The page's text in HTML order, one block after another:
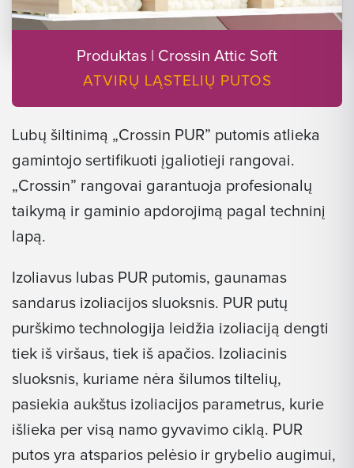
Produktas | Crossin Attic Soft
ATVIRŲ LĄSTELIŲ PUTOS
Lubų šiltinimą „Crossin PUR” putomis atlieka
gamintojo sertifikuoti įgaliotieji rangovai.
„Crossin” rangovai garantuoja profesionalų
taikymą ir gaminio apdorojimą pagal techninį
lapą.
Izoliavus lubas PUR putomis, gaunamas
sandarus izoliacijos sluoksnis. PUR putų
purškimo technologija leidžia izoliaciją dengti
tiek iš viršaus, tiek iš apačios. Izoliacinis
sluoksnis, kuriame nėra šilumos tiltelių,
pasiekia aukštus izoliacijos parametrus, kurie
išlieka per visą namo gyvavimo ciklą. PUR
putos yra atsparios pelėsio ir grybelio augimui,